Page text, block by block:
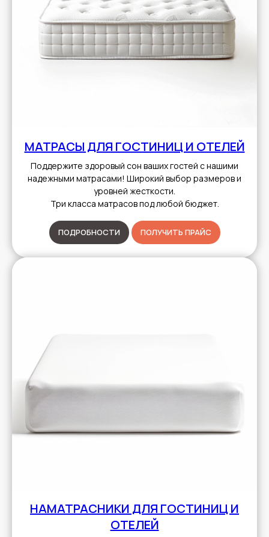
МАТРАСЫ ДЛЯ ГОСТИНИЦ И ОТЕЛЕЙ
Поддержите здоровый сон ваших гостей с нашими
надежными матрасами! Широкий выбор размеров и
уровней жесткости.
Три класса матрасов под любой бюджет.
ПОДРОБНОСТИ ПОЛУЧИТЬ ПРАЙС
НАМАТРАСНИКИ ДЛЯ ГОСТИНИЦ И
ОТЕЛЕЙ